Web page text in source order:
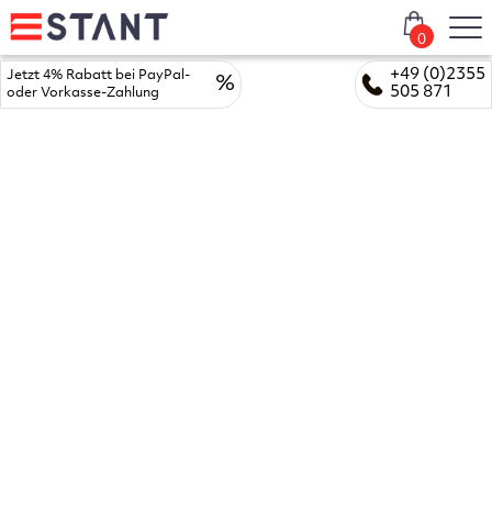
+49 (0)2355
505 871
Jetzt 4% Rabatt bei PayPal-
oder Vorkasse-Zahlung
%
0